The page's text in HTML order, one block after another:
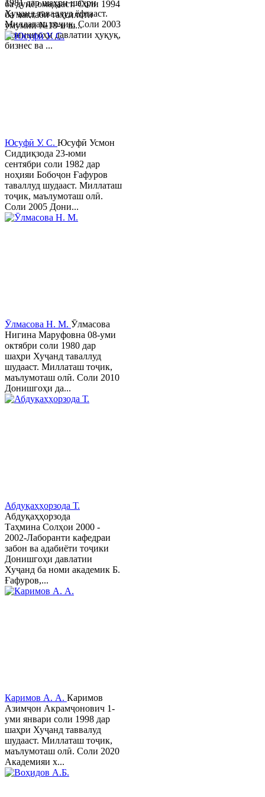
1981 дар шаҳри шаҳри
Хуҷанд таваллуд ёфтааст.
Миллаташ тоҷик. Соли 2003
Донишгоҳи давлатии ҳуқуқ,
бизнес ва ...
ба дунё омадааст. Соли 1994
ба мактаби таҳсилоти
умумии №18-и ш...
Юсуфӣ У. C. Юсуфӣ Усмон
Сиддиқзода 23-юми
сентябри соли 1982 дар
ноҳияи Бобоҷон Ғафуров
таваллуд шудааст. Миллаташ
тоҷик, маълумоташ олӣ.
Соли 2005 Дони...
Ӯлмасова Н. М. Ӯлмасова
Нигина Маруфовна 08-уми
октябри соли 1980 дар
шаҳри Хуҷанд таваллуд
шудааст. Миллаташ тоҷик,
маълумоташ олӣ. Соли 2010
Донишгоҳи да...
Абдуқаҳҳорзода Т.
Абдуқаҳҳорзода
Таҳмина Солҳои 2000 -
2002-Лаборанти кафедраи
забон ва адабиёти тоҷики
Донишгоҳи давлатии
Хуҷанд ба номи академик Б.
Ғафуров,...
Каримов А. А. Каримов
Азимҷон Акрамҷонович 1-
уми январи соли 1998 дар
шаҳри Хуҷанд таввалуд
шудааст. Миллаташ тоҷик,
маълумоташ олӣ. Соли 2020
Академияи х...